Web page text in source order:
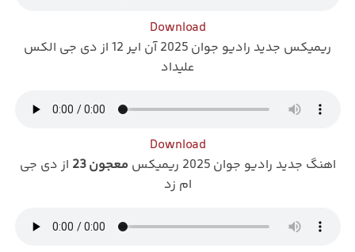
Download
ریمیکس جدید رادیو جوان 2025 آن ایر 12 از دی جی الکس
علیداد
Download
اهنگ جدید رادیو جوان 2025 ریمیکس
معجون 23
از دی جی
ام زد